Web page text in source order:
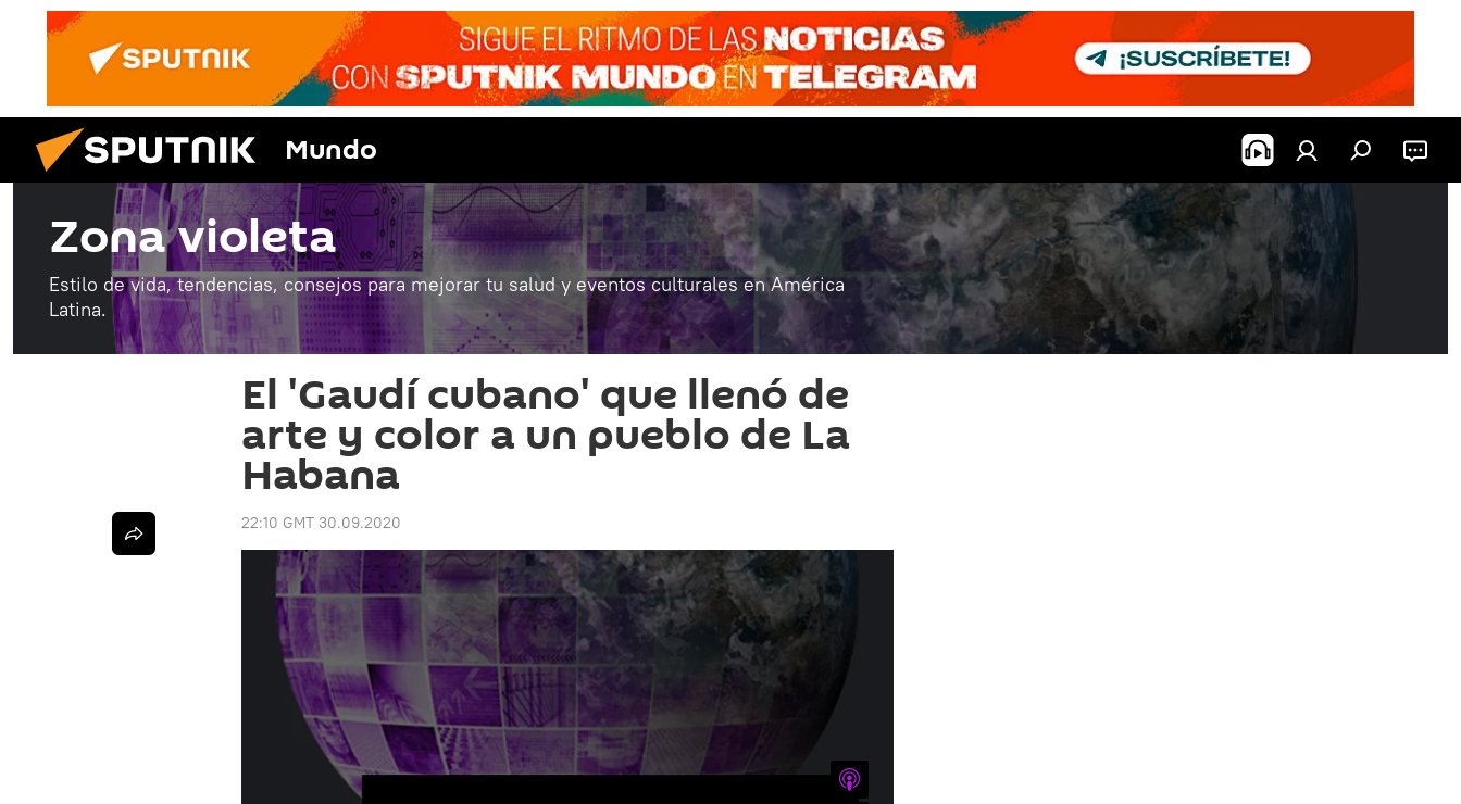
Mundo
Zona violeta
Estilo de vida, tendencias, consejos para mejorar tu salud y eventos culturales en América
Latina.
El 'Gaudí cubano' que llenó de
arte y color a un pueblo de La
Habana
22:10 GMT 30.09.2020
iTunes